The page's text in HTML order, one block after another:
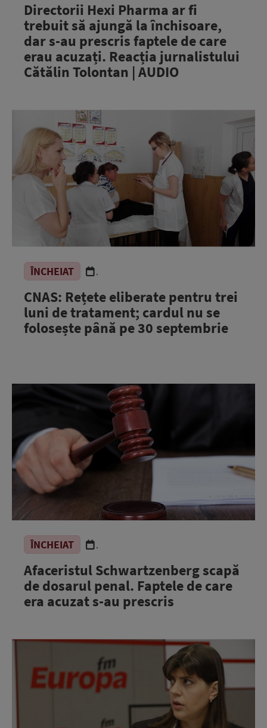
Directorii Hexi Pharma ar fi
trebuit să ajungă la închisoare,
dar s-au prescris faptele de care
erau acuzați. Reacția jurnalistului
Cătălin Tolontan | AUDIO
ÎNCHEIAT .
CNAS: Rețete eliberate pentru trei
luni de tratament; cardul nu se
folosește până pe 30 septembrie
ÎNCHEIAT .
Afaceristul Schwartzenberg scapă
de dosarul penal. Faptele de care
era acuzat s-au prescris